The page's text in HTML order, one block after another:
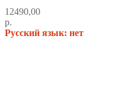
12490,00
р.
Русский язык: нет